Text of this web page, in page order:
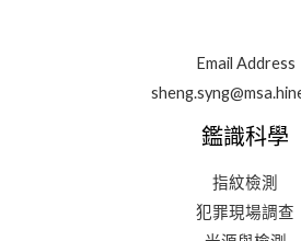
Email Address
鑑識科學
指紋檢測
犯罪現場調查